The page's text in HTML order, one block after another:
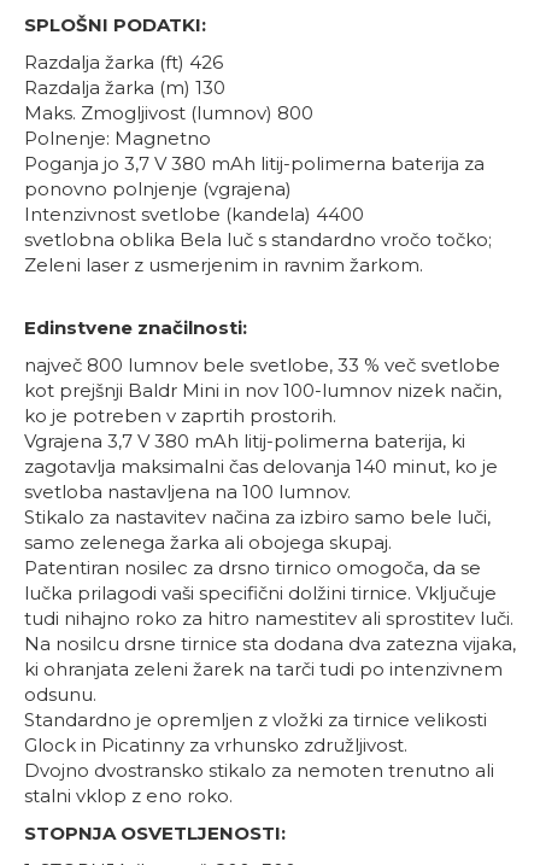
SPLOŠNI PODATKI:
Razdalja žarka (ft) 426
Razdalja žarka (m) 130
Maks. Zmogljivost (lumnov) 800
Polnenje: Magnetno
Poganja jo 3,7 V 380 mAh litij-polimerna baterija za
ponovno polnjenje (vgrajena)
Intenzivnost svetlobe (kandela) 4400
svetlobna oblika Bela luč s standardno vročo točko;
Zeleni laser z usmerjenim in ravnim žarkom.
Edinstvene značilnosti:
največ 800 lumnov bele svetlobe, 33 % več svetlobe
kot prejšnji Baldr Mini in nov 100-lumnov nizek način,
ko je potreben v zaprtih prostorih.
Vgrajena 3,7 V 380 mAh litij-polimerna baterija, ki
zagotavlja maksimalni čas delovanja 140 minut, ko je
svetloba nastavljena na 100 lumnov.
Stikalo za nastavitev načina za izbiro samo bele luči,
samo zelenega žarka ali obojega skupaj.
Patentiran nosilec za drsno tirnico omogoča, da se
lučka prilagodi vaši specifični dolžini tirnice. Vključuje
tudi nihajno roko za hitro namestitev ali sprostitev luči.
Na nosilcu drsne tirnice sta dodana dva zatezna vijaka,
ki ohranjata zeleni žarek na tarči tudi po intenzivnem
odsunu.
Standardno je opremljen z vložki za tirnice velikosti
Glock in Picatinny za vrhunsko združljivost.
Dvojno dvostransko stikalo za nemoten trenutno ali
stalni vklop z eno roko.
STOPNJA OSVETLJENOSTI: